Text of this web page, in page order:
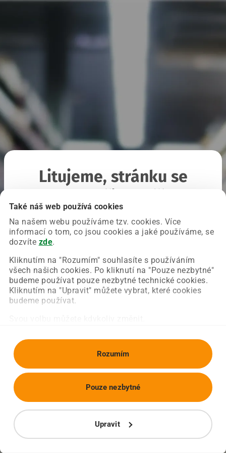
Také náš web používá cookies
Na našem webu používáme tzv. cookies. Více
informací o tom, co jsou cookies a jaké používáme, se
dozvíte zde.
Kliknutím na "Rozumím" souhlasíte s používáním
všech našich cookies. Po kliknutí na "Pouze nezbytné"
budeme používat pouze nezbytné technické cookies.
Kliknutím na "Upravit" můžete vybrat, které cookies
budeme používat.
Rozumím
Upravit
Pouze nezbytné
Litujeme, stránku se
Chyba nastala na naší straně a už ji opravujeme.
Zkuste prosím znovu načíst požadovanou stránku.
Obnovit stránku Úvodní strana